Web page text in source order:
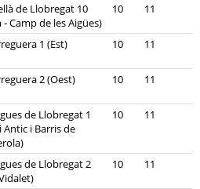
de Llobregat 10
- Camp de les Aigües)
10 11
1 (Est) 10 11
2 (Oest) 10 11
de Llobregat 1
Antic i Barris de
10 11
de Llobregat 2
10 11